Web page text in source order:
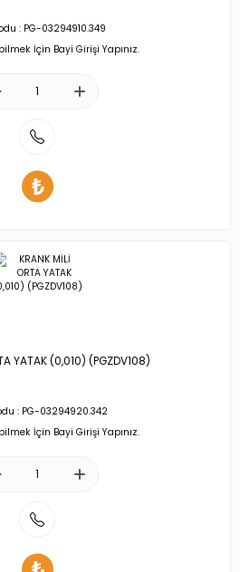
: PG-03294910.349
İçin Bayi Girişi Yapınız.
YATAK (0,010) (PGZDV108)
: PG-03294920.342
İçin Bayi Girişi Yapınız.